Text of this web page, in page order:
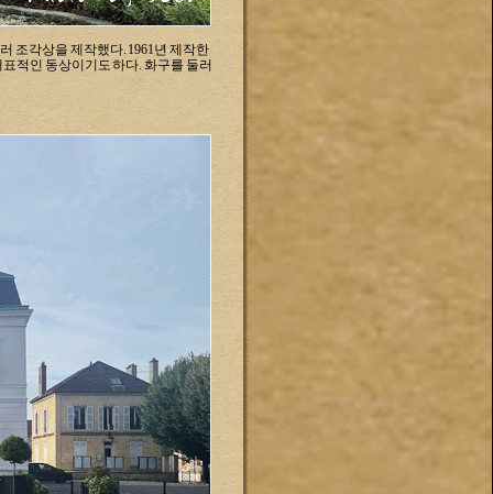
조각상을 제작했다. 1961년 제작한
적인 동상이기도 하다. 화구를 둘러